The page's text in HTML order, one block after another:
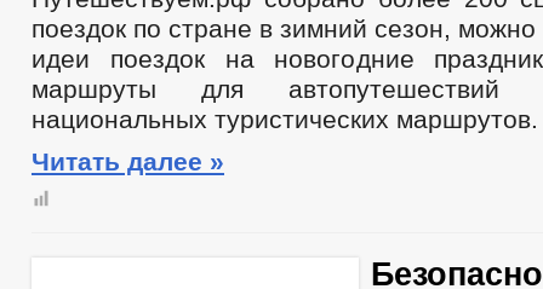
поездок по стране в зимний сезон,
идеи поездок на новогодние
маршруты для автопутешествий
национальных туристических маршрутов.
Читать далее »